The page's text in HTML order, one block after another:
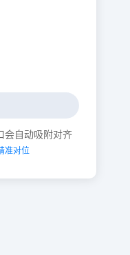
会自动吸附对齐
准对位